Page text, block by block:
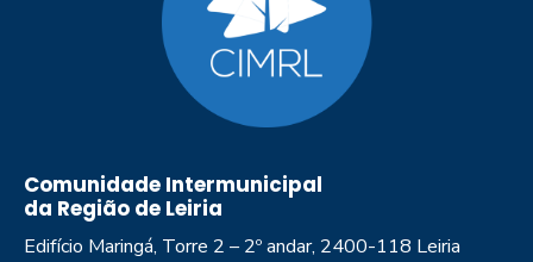
Comunidade Intermunicipal
da Região de Leiria
Edifício Maringá, Torre 2 – 2º andar, 2400-118 Leiria